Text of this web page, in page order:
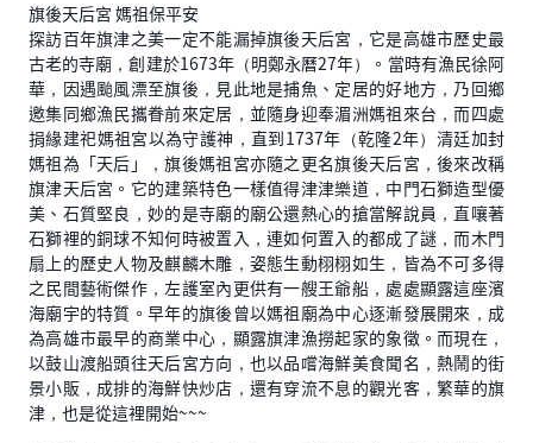
旗後天后宮 媽祖保平安
探訪百年旗津之美一定不能漏掉旗後天后宮，它是高雄市歷史最
古老的寺廟，創建於1673年（明鄭永曆27年）。當時有漁民徐阿
華，因遇颱風漂至旗後，見此地是捕魚、定居的好地方，乃回鄉
邀集同鄉漁民攜眷前來定居，並隨身迎奉湄洲媽祖來台，而四處
捐緣建祀媽祖宮以為守護神，直到1737年（乾隆2年）清廷加封
媽祖為「天后」，旗後媽祖宮亦隨之更名旗後天后宮，後來改稱
旗津天后宮。它的建築特色一樣值得津津樂道，中門石獅造型優
美、石質堅良，妙的是寺廟的廟公還熱心的搶當解說員，直嚷著
石獅裡的銅球不知何時被置入，連如何置入的都成了謎，而木門
扇上的歷史人物及麒麟木雕，姿態生動栩栩如生，皆為不可多得
之民間藝術傑作，左護室內更供有一艘王爺船，處處顯露這座濱
海廟宇的特質。早年的旗後曾以媽祖廟為中心逐漸發展開來，成
為高雄市最早的商業中心，顯露旗津漁撈起家的象徵。而現在，
以鼓山渡船頭往天后宮方向，也以品嚐海鮮美食聞名，熱鬧的街
景小販，成排的海鮮快炒店，還有穿流不息的觀光客，繁華的旗
津，也是從這裡開始~~~